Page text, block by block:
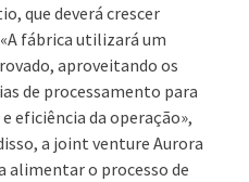
que deverá crescer
fábrica utilizará um
aproveitando os
de processamento para
eficiência da operação»,
a joint venture Aurora
alimentar o processo de